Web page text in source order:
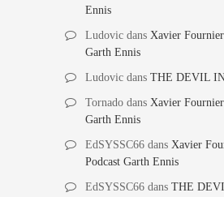
Ennis
Ludovic dansXavier
Garth Ennis
Ludovic dansTHE DEVIL
Tornado dansXavier
Garth Ennis
EdSYSSC66 dansXavier
Podcast Garth Ennis
EdSYSSC66 dansTHE